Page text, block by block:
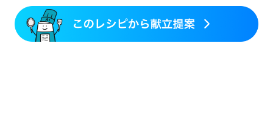
妊娠中(初期)
妊婦健診・血圧が気になる（初期）
妊婦健診・血糖値が気になる（初期）